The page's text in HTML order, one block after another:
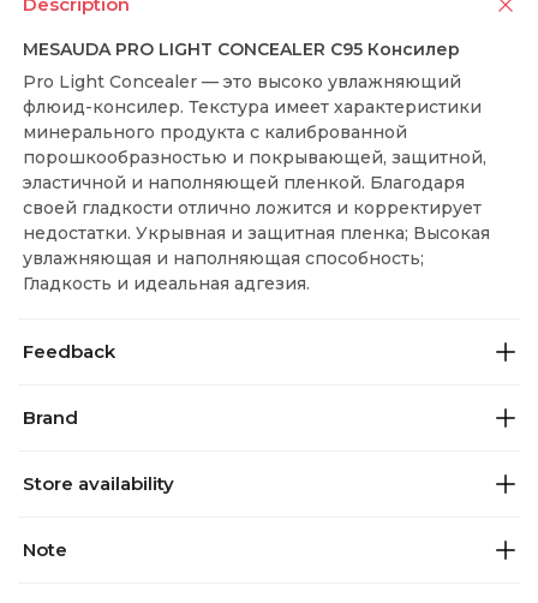
MESAUDA PRO LIGHT CONCEALER C95 Консилер
Pro Light Concealer — это высоко увлажняющий
флюид-консилер. Текстура имеет характеристики
минерального продукта с калиброванной
порошкообразностью и покрывающей, защитной,
эластичной и наполняющей пленкой. Благодаря
своей гладкости отлично ложится и корректирует
недостатки. Укрывная и защитная пленка; Высокая
увлажняющая и наполняющая способность;
Гладкость и идеальная адгезия.
Feedback
Brand
Store availability
Note